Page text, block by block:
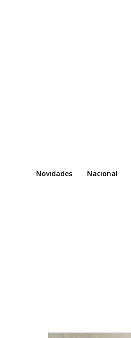
Novidades Nacional